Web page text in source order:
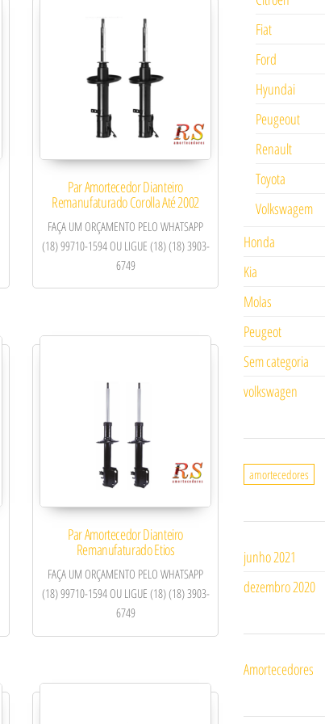
Par Amortecedor Dianteiro
Remanufaturado Corolla Até 2002
FAÇA UM ORÇAMENTO PELO WHATSAPP
(18) 99710-1594 OU LIGUE (18) (18) 3903-
6749
Par Amortecedor Dianteiro
Remanufaturado Etios
FAÇA UM ORÇAMENTO PELO WHATSAPP
(18) 99710-1594 OU LIGUE (18) (18) 3903-
6749
Fiat
Ford
Hyundai
Peugeout
Renault
Toyota
Volkswagem
Honda
Kia
Molas
Peugeot
Sem categoria
volkswagen
amortecedores
junho 2021
dezembro 2020
Amortecedores